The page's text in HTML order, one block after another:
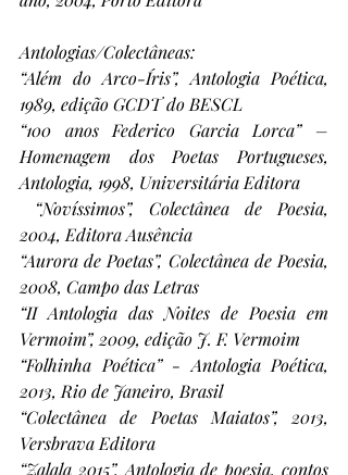
Antologias/Colectâneas:
“Além do Arco-Íris”, Antologia Poética,
1989, edição GCDT do BESCL
“100 anos Federico Garcia Lorca” –
Homenagem dos Poetas Portugueses,
Antologia, 1998, Universitária Editora
“Novíssimos”, Colectânea de Poesia,
2004, Editora Ausência
“Aurora de Poetas”, Colectânea de Poesia,
2008, Campo das Letras
“II Antologia das Noites de Poesia em
Vermoim”, 2009, edição J. F. Vermoim
“Folhinha Poética” - Antologia Poética,
2013, Rio de Janeiro, Brasil
“Colectânea de Poetas Maiatos”, 2013,
Versbrava Editora
“Zalala 2015”, Antologia de poesia, contos